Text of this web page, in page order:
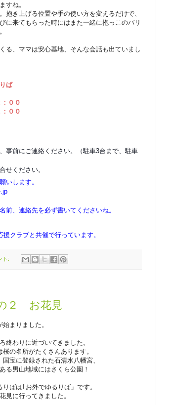
すね。
抱き上げる位置や手の使い方を変えるだけで、
に来てもらった時にはまた一緒に抱っこのバリ
る、ママは安心基地、そんな会話も出ていまし
ば
００
００
事前にご連絡ください。（駐車3台まで、駐車
せください。
いします。
前、連絡先を必ず書いてくださいね。
クラブと共催で行っています。
ト:
２ お花見
始まりました。
終わりに近づいてきました。
の名所がたくさんあります。
宝に登録された石清水八幡宮、
る男山地域にはさくら公園！
ばは｢お外でゆるりば」です。
見に行ってきました。